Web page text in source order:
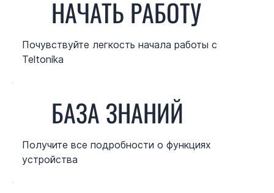
НАЧАТЬ РАБОТУ
Почувствуйте легкость начала работы с
Teltonika
БАЗА ЗНАНИЙ
Получите все подробности о функциях
устройства